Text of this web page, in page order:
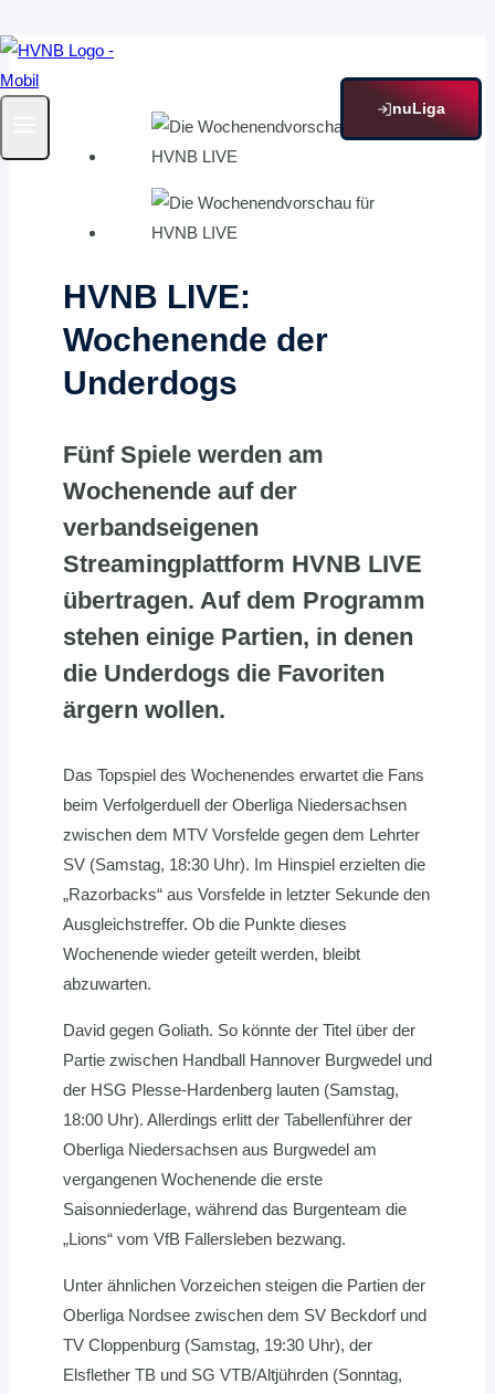
Zum
Inhalt
nuLiga
HVNB LIVE:
Wochenende der
Underdogs
Fünf Spiele werden am
Wochenende auf der
verbandseigenen
Streamingplattform HVNB LIVE
übertragen. Auf dem Programm
stehen einige Partien, in denen
die Underdogs die Favoriten
ärgern wollen.
Das Topspiel des Wochenendes erwartet die Fans
beim Verfolgerduell der Oberliga Niedersachsen
zwischen dem MTV Vorsfelde gegen dem Lehrter
SV (Samstag, 18:30 Uhr). Im Hinspiel erzielten die
„Razorbacks“ aus Vorsfelde in letzter Sekunde den
Ausgleichstreffer. Ob die Punkte dieses
Wochenende wieder geteilt werden, bleibt
abzuwarten.
David gegen Goliath. So könnte der Titel über der
Partie zwischen Handball Hannover Burgwedel und
der HSG Plesse-Hardenberg lauten (Samstag,
18:00 Uhr). Allerdings erlitt der Tabellenführer der
Oberliga Niedersachsen aus Burgwedel am
vergangenen Wochenende die erste
Saisonniederlage, während das Burgenteam die
„Lions“ vom VfB Fallersleben bezwang.
Unter ähnlichen Vorzeichen steigen die Partien der
Oberliga Nordsee zwischen dem SV Beckdorf und
TV Cloppenburg (Samstag, 19:30 Uhr), der
Elsflether TB und SG VTB/Altjührden (Sonntag,